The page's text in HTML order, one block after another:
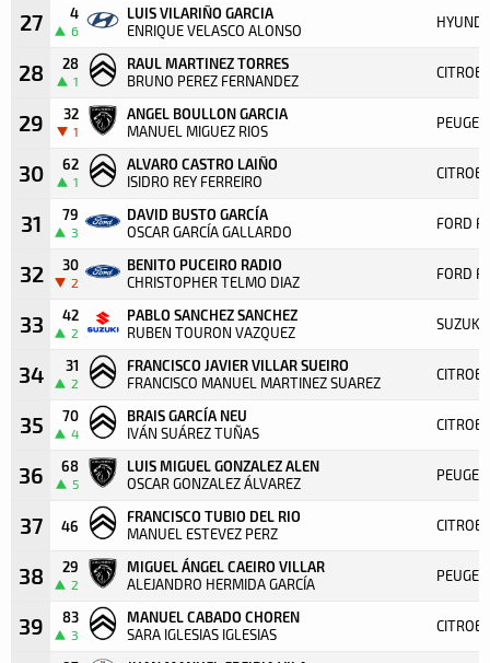
27 4
6
LUIS VILARIÑO GARCIA
ENRIQUE VELASCO ALONSO
28 28
1
RAUL MARTINEZ TORRES
BRUNO PEREZ FERNANDEZ
29 32
1
ANGEL BOULLON GARCIA
MANUEL MIGUEZ RIOS
30 62
1
ALVARO CASTRO LAIÑO
ISIDRO REY FERREIRO
31 79
3
DAVID BUSTO GARCÍA
OSCAR GARCÍA GALLARDO FORD
32 30
2
BENITO PUCEIRO RADIO
CHRISTOPHER TELMO DIAZ FORD
33 42
2
PABLO SANCHEZ SANCHEZ
RUBEN TOURON VAZQUEZ SUZUKI
34 31
2
FRANCISCO JAVIER VILLAR SUEIRO
FRANCISCO MANUEL MARTINEZ SUAREZ
35 70
4
BRAIS GARCÍA NEU
IVÁN SUÁREZ TUÑAS
36 68
5
LUIS MIGUEL GONZALEZ ALEN
OSCAR GONZALEZ ÁLVAREZ
37 46
FRANCISCO TUBIO DEL RIO
MANUEL ESTEVEZ PERZ
38 29
2
MIGUEL ÁNGEL CAEIRO VILLAR
ALEJANDRO HERMIDA GARCÍA
39 83
3
MANUEL CABADO CHOREN
SARA IGLESIAS IGLESIAS